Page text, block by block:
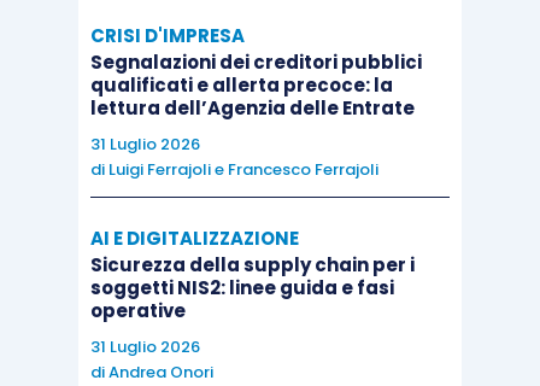
CRISI D'IMPRESA
Segnalazioni dei creditori pubblici
qualificati e allerta precoce: la
lettura dell’Agenzia delle Entrate
31 Luglio 2026
di Luigi Ferrajolie Francesco Ferrajoli
AI E DIGITALIZZAZIONE
Sicurezza della supply chain per i
soggetti NIS2: linee guida e fasi
operative
31 Luglio 2026
diAndrea Onori